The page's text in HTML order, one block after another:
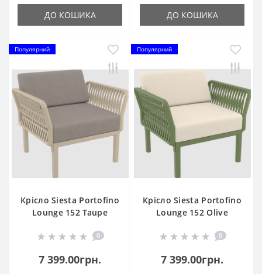
ДО КОШИКА ДО КОШИКА
Популярний
Крісло Siesta Portofino
Lounge 152 Taupe
0
7 399.00грн.
Популярний
Крісло Siesta Portofino
Lounge 152 Olive
0
7 399.00грн.